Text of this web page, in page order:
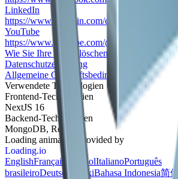
LinkedIn
https://www.linkedin.com/company/83495920
YouTube
https://www.youtube.com/@DekoGroup
Wie Sie Ihre Daten löschen
Datenschutzerklärung
Allgemeine Geschäftsbedingungen
Verwendete Technologien
Frontend-Technologien
NextJS 16
Backend-Technologien
MongoDB, Redis
Loading animation provided by
Loading.io
EnglishFrançais EspañolItalianoPortuguês
brasileiroDeutsch PolskiBahasa Indonesia简